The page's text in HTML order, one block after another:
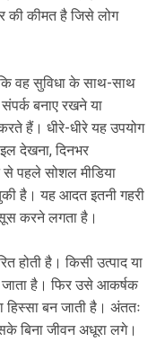
की कीमत है जिसे लोग
वह सुविधा के साथ-साथ
बनाए रखने या
हैं। धीरे-धीरे यह उपयोग
देखना, दिनभर
से पहले सोशल मीडिया
है। यह आदत इतनी गहरी
करने लगता है।
होती है। किसी उत्पाद या
है। फिर उसे आकर्षक
बन जाती है। अंततः
बिना जीवन अधूरा लगे।